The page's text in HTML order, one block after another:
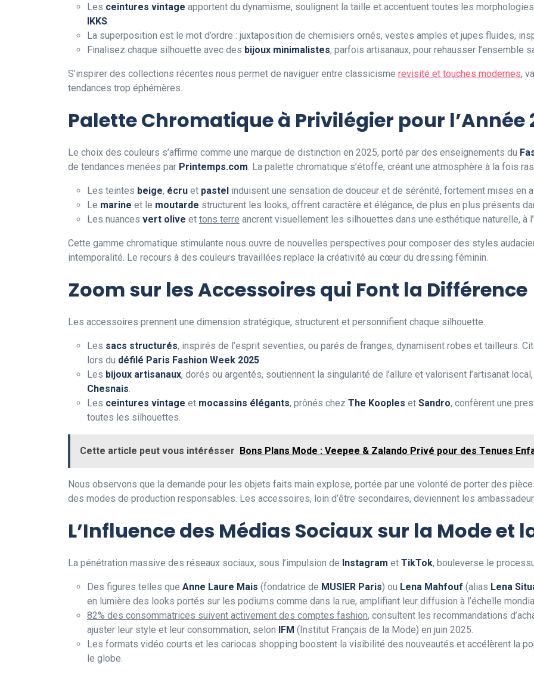
Les ceintures vintage apportent du dynamisme, soulignent la taille et accentuent toutes les
IKKS.
La superposition est le mot d’ordre : juxtaposition de chemisiers ornés, vestes amples et jupes fluides,
Finalisez chaque silhouette avec des bijoux minimalistes, parfois artisanaux, pour rehausser l’ensemble
S’inspirer des collections récentes nous permet de naviguer entre classicisme revisité et touches modernes,
tendances trop éphémères.
Palette Chromatique à Privilégier pour l’Année
Le choix des couleurs s’affirme comme une marque de distinction en 2025, porté par des enseignements du
de tendances menées par Printemps.com. La palette chromatique s’étoffe, créant une atmosphère à la fois
Les teintes beige, écru et pastel induisent une sensation de douceur et de sérénité, fortement mises en
Le marine et le moutarde structurent les looks, offrent caractère et élégance, de plus en plus présents
Les nuances vert olive et tons terre ancrent visuellement les silhouettes dans une esthétique naturelle, à
Cette gamme chromatique stimulante nous ouvre de nouvelles perspectives pour composer des styles
intemporalité. Le recours à des couleurs travaillées replace la créativité au cœur du dressing féminin.
Zoom sur les Accessoires qui Font la Différence
Les accessoires prennent une dimension stratégique, structurent et personnifient chaque silhouette.
Les sacs structurés, inspirés de l’esprit seventies, ou parés de franges, dynamisent robes et tailleurs.
lors du défilé Paris Fashion Week 2025.
Les bijoux artisanaux, dorés ou argentés, soutiennent la singularité de l’allure et valorisent l’artisanat
Chesnais.
Les ceintures vintage et mocassins élégants, prônés chez The Kooples et Sandro, confèrent une
toutes les silhouettes.
Cette article peut vous intérésser Bons Plans Mode : Veepee & Zalando Privé pour des Tenues
Nous observons que la demande pour les objets faits main explose, portée par une volonté de porter des
des modes de production responsables. Les accessoires, loin d’être secondaires, deviennent les
L’Influence des Médias Sociaux sur la Mode et
La pénétration massive des réseaux sociaux, sous l’impulsion de Instagram et TikTok, bouleverse le
Des figures telles que Anne Laure Mais (fondatrice de MUSIER Paris) ou Lena Mahfouf (alias Lena
en lumière des looks portés sur les podiums comme dans la rue, amplifiant leur diffusion à l’échelle
82% des consommatrices suivent activement des comptes fashion, consultent les recommandations
ajuster leur style et leur consommation, selon IFM (Institut Français de la Mode) en juin 2025.
Les formats vidéo courts et les cariocas shopping boostent la visibilité des nouveautés et accélèrent la
le globe.